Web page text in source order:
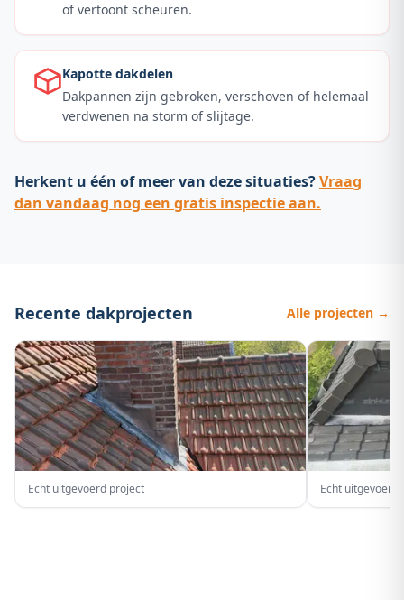
of vertoont scheuren.
Kapotte dakdelen
Dakpannen zijn gebroken, verschoven of helemaal
verdwenen na storm of slijtage.
Herkent u één of meer van deze situaties?Vraag
dan vandaag nog een gratis inspectie aan.
Recente dakprojecten Alle projecten →
Echt uitgevoerd project Echt uitgevoerd